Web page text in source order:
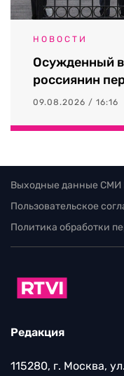
НОВОСТИ
Осужденный
россиянин
09.08.2026 / 16:16
Выходные данные СМИ
Пользовательское
Политика обработки
Редакция
115280, г. Москва,